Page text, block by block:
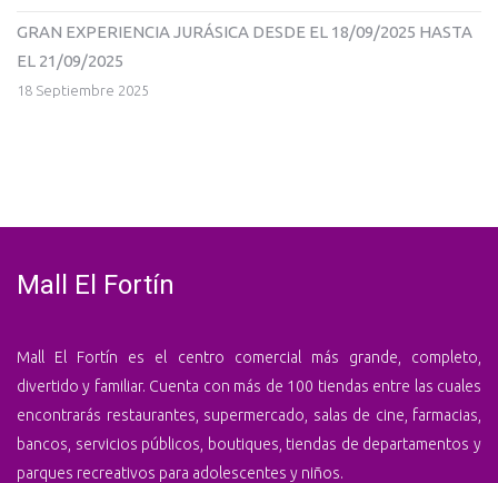
GRAN EXPERIENCIA JURÁSICA DESDE EL 18/09/2025 HASTA
EL 21/09/2025
18 Septiembre 2025
Mall El Fortín
Mall El Fortín es el centro comercial más grande, completo,
divertido y familiar. Cuenta con más de 100 tiendas entre las cuales
encontrarás restaurantes, supermercado, salas de cine, farmacias,
bancos, servicios públicos, boutiques, tiendas de departamentos y
parques recreativos para adolescentes y niños.